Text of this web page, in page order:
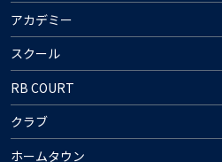
アカデミー
スクール
RB COURT
クラブ
ホームタウン